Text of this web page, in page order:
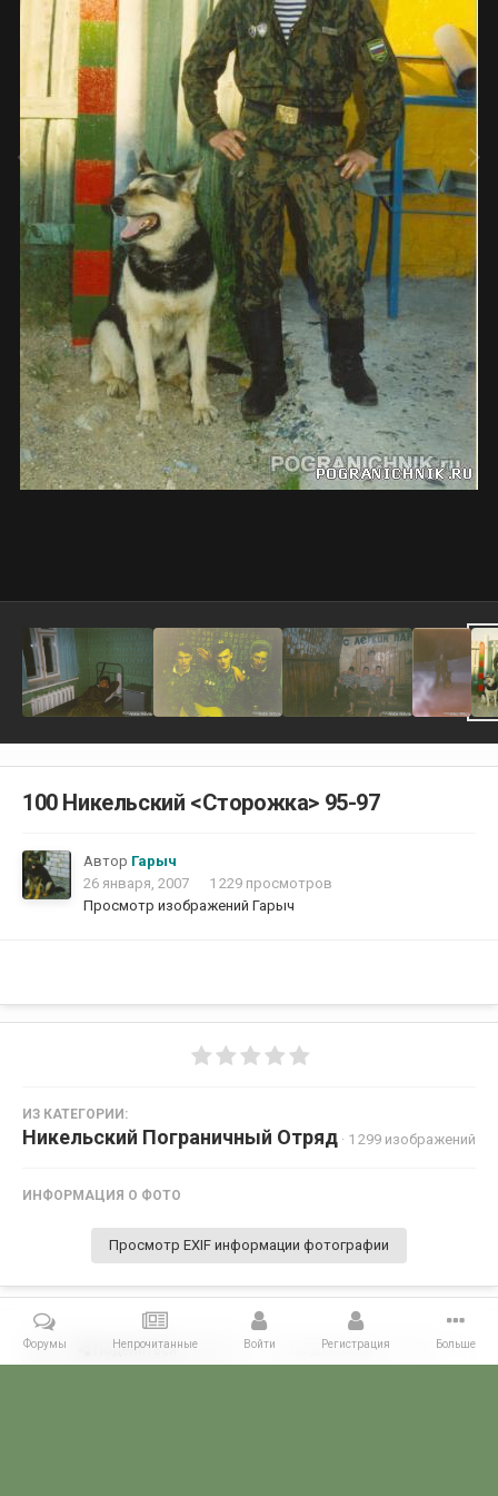
100 Никельский <Сторожка> 95-97
Автор Гарыч
26 января, 2007
1 229 просмотров
Просмотр изображений Гарыч
ИЗ КАТЕГОРИИ:
Никельский Пограничный Отряд · 1 299 изображений
ИНФОРМАЦИЯ О ФОТО
Просмотр EXIF информации фотографии
Поделиться Подписчики 0
Форумы Непрочитанные Войти Регистрация Больше